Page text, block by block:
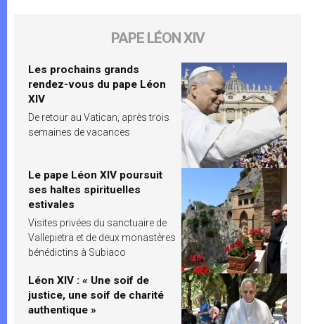
PAPE LÉON XIV
Les prochains grands
rendez-vous du pape Léon
XIV
De retour au Vatican, après trois
semaines de vacances
Le pape Léon XIV poursuit
ses haltes spirituelles
estivales
Visites privées du sanctuaire de
Vallepietra et de deux monastères
bénédictins à Subiaco
Léon XIV : « Une soif de
justice, une soif de charité
authentique »